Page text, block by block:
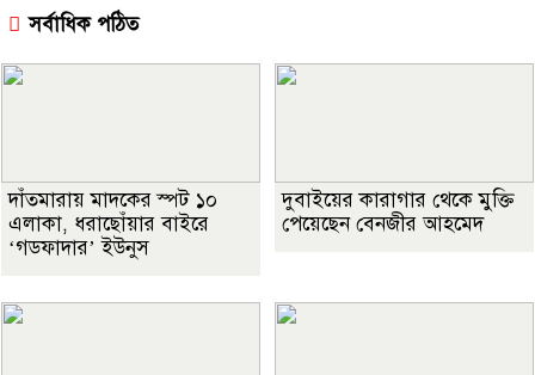
সর্বাধিক পঠিত
দাঁতমারায় মাদকের স্পট ১০
এলাকা, ধরাছোঁয়ার বাইরে
‘গডফাদার’ ইউনুস
দুবাইয়ের কারাগার থেকে মুক্তি
পেয়েছেন বেনজীর আহমেদ